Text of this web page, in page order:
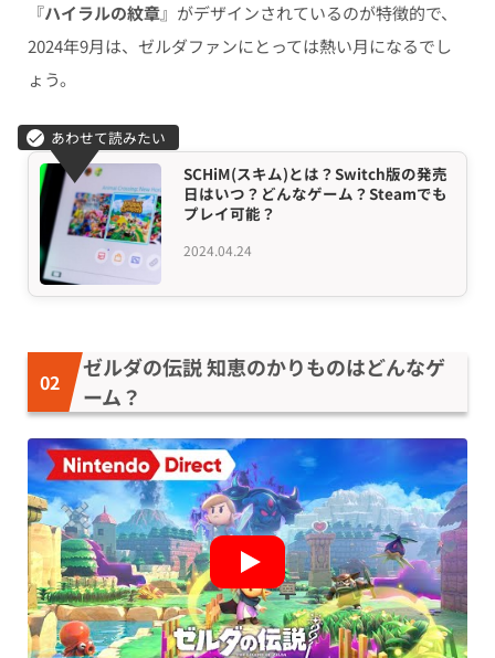
『ハイラルの紋章』がデザインされているのが特徴的で、
2024年9月は、ゼルダファンにとっては熱い月になるでし
ょう。
2024.04.24
SCHiM(スキム)とは？Switch版の発売
日はいつ？どんなゲーム？Steamでも
プレイ可能？
ゼルダの伝説 知恵のかりものはどんなゲ
ーム？